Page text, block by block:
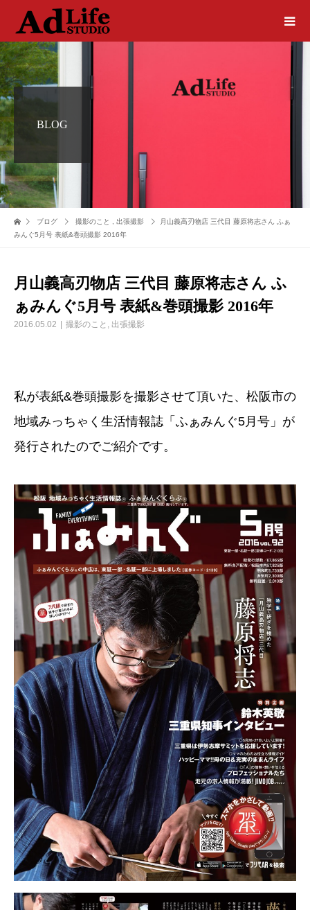
BLOG
ブログ 撮影のこと 出張撮影
月山義高刃物店 三代目 藤原将志さん ふぁ
みんぐ5月号 表紙&巻頭撮影 2016年
月山義高刃物店 三代目 藤原将志さん ふ
ぁみんぐ5月号 表紙&巻頭撮影 2016年
2016.05.02 撮影のこと , 出張撮影
私が表紙&巻頭撮影を撮影させて頂いた、松阪市の
地域みっちゃく生活情報誌「ふぁみんぐ5月号」が
発行されたのでご紹介です。